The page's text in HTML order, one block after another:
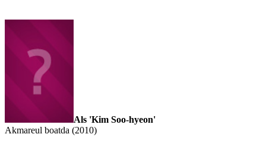
Als 'Kim Soo-hyeon'
Akmareul boatda (2010)